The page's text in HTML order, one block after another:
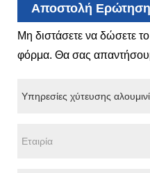
Αποστολή
Μη διστάσετε να δώσετε
φόρμα. Θα σας